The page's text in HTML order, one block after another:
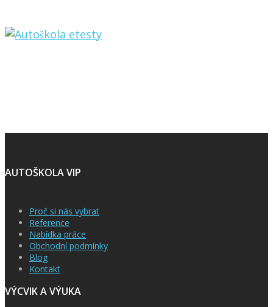
AUTOŠKOLA VIP
Proč si nás vybrat
Reference
Nabídka práce
Obchodní podmínky
Blog
Kontakt
VÝCVIK A VÝUKA